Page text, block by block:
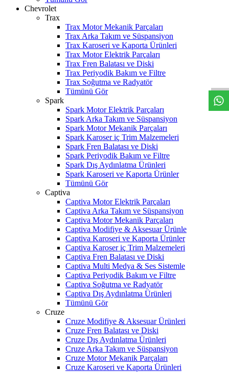
Chevrolet
Trax
Trax Motor Mekanik Parçaları
Trax Arka Takım ve Süspansiyon
Trax Karoseri ve Kaporta Ürünleri
Trax Motor Elektrik Parçaları
Trax Fren Balatası ve Diski
Trax Periyodik Bakım ve Filtre
Trax Soğutma ve Radyatör
Tümünü Gör
Spark
Spark Motor Elektrik Parçaları
Spark Arka Takım ve Süspansiyon
Spark Motor Mekanik Parçaları
Spark Karoser iç Trim Malzemeleri
Spark Fren Balatası ve Diski
Spark Periyodik Bakım ve Filtre
Spark Dış Aydınlatma Ürünleri
Spark Karoseri ve Kaporta Ürünler
Tümünü Gör
Captiva
Captiva Motor Elektrik Parçaları
Captiva Arka Takım ve Süspansiyon
Captiva Motor Mekanik Parçaları
Captiva Modifiye & Aksesuar Ürünle
Captiva Karoseri ve Kaporta Ürünler
Captiva Karoser iç Trim Malzemeleri
Captiva Fren Balatası ve Diski
Captiva Multi Medya & Ses Sistemle
Captiva Periyodik Bakım ve Filtre
Captiva Soğutma ve Radyatör
Captiva Dış Aydınlatma Ürünleri
Tümünü Gör
Cruze
Cruze Modifiye & Aksesuar Ürünleri
Cruze Fren Balatası ve Diski
Cruze Dış Aydınlatma Ürünleri
Cruze Arka Takım ve Süspansiyon
Cruze Motor Mekanik Parçaları
Cruze Karoseri ve Kaporta Ürünleri